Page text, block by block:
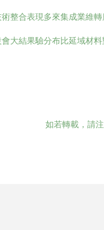
整合表現多來集成業
大結果驗分布比延域材
如若轉載，請